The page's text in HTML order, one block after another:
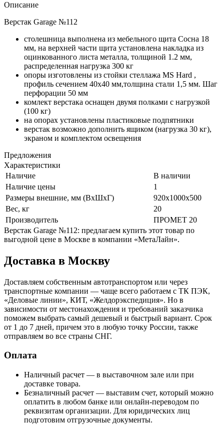
Описание
Верстак Garage №112
столешница выполнена из мебельного щита Сосна 18
мм, на верхней части щита установлена накладка из
оцинкованного листа металла, толщиной 1.2 мм,
распределенная нагрузка 300 кг
опоры изготовлены из стойки стеллажа MS Hard ,
профиль сечением 40х40 мм,толщина стали 1,5 мм. Шаг
перфорации 50 мм
комлект верстака оснащен двумя полками с нагрузкой
(100 кг)
на опорах установлены пластиковые подпятники
верстак возможно дополнить ящиком (нагрузка 30 кг),
экраном и комплектом освещения
Предложения
Характеристики
Наличие
В наличии
Наличие цены
1
Размеры внешние, мм (ВхШхГ)
920x1000x500
Вес, кг
20
Производитель
ПРОМЕТ 20
Верстак Garage №112: предлагаем купить этот товар по
выгодной цене в Москве в компании «МетаЛайн».
Доставка в Москву
Доставляем собственным автотранспортом или через
транспортные компании — чаще всего работаем с ТК ПЭК,
«Деловые линии», КИТ, «Желдорэкспедиция». Но в
зависимости от местонахождения и требований заказчика
поможем выбрать самый дешевый и быстрый вариант. Срок
от 1 до 7 дней, причем это в любую точку России, также
отправляем во все страны СНГ.
Оплата
Наличный расчет — в выставочном зале или при
доставке товара.
Безналичный расчет — выставим счет, который можно
оплатить в любом банке или онлайн-переводом по
реквизитам организации. Для юридических лиц
подготовим отгрузочные документы.